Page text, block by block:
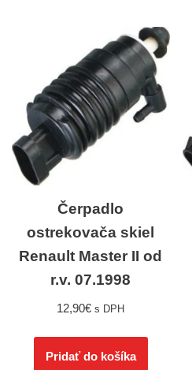
Čerpadlo
ostrekovača skiel
Renault Master II od
r.v. 07.1998
12,90€ s DPH
Pridať do košíka